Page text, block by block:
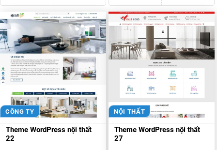
CÔNG TY
Theme WordPress nội thất
22
NỘI THẤT
Theme WordPress nội thất
27